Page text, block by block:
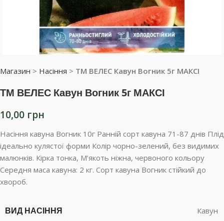
Магазин > Насіння > ТМ ВЕЛЕС Кавун Вогник 5г МАКСІ
ТМ ВЕЛЕС Кавун Вогник 5г МАКСІ
10,00 грн
Насіння кавуна Вогник 10г Ранній сорт кавуна 71-87 днів Плід
ідеально кулястої форми Колір чорно-зелений, без видимих
малюнків. Кірка тонка, М’якоть ніжна, червоного кольору
Середня маса кавуна: 2 кг. Сорт кавуна Вогник стійкий до
хвороб.
ВИД НАСІННЯ Кавун